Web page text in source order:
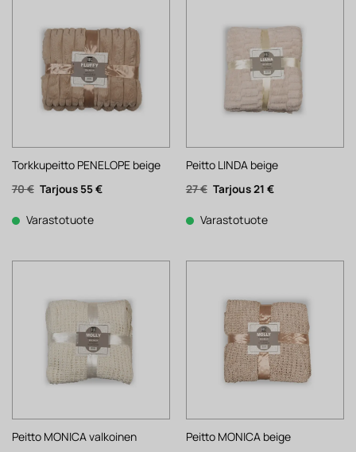
Torkkupeitto PENELOPE beige
70€ Alkuperäinen
hinta
70 €.
55€Nykyinen
Varastotuote
Peitto LINDA beige
27€ Alkuperäinen
hinta
27 €.
21 €Nykyinen
Varastotuote
Peitto MONICA valkoinen Peitto MONICA beige